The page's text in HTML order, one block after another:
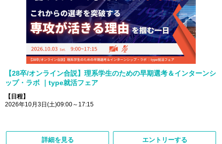
【28卒/オンライン合説】理系学生のための早期選考＆インターンシ
ップ・ラボ ｜type就活フェア
【日程】
2026年10月3日(土)09:00～17:15
詳細を見る エントリーする